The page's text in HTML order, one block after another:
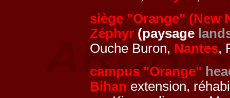
siège "Orange" (New
Zéphyr (paysage
Ouche Buron, Nantes,
campus "Orange"
Bihan extension,